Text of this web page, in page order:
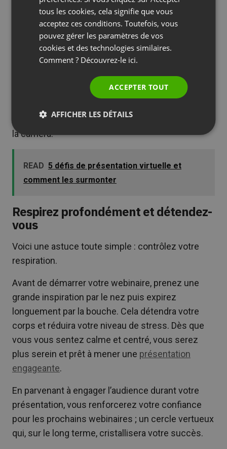
présentation réussie durant laquelle vous parlez
avec assurance et interagissez efficacement
avec votre public.
Ne négligez pas cette technique. De nombreuses
preuves scientifiques démontrent le pouvoir de la
visualisation. De ce fait, nous sommes
elle vous aidera à surmonter votre timidité face à
la caméra.
READ 5 défis de présentation virtuelle et
comment les surmonter
Respirez profondément et détendez-
vous
Voici une astuce toute simple : contrôlez votre
respiration.
Avant de démarrer votre webinaire, prenez une
grande inspiration par le nez puis expirez
longuement par la bouche. Cela détendra votre
corps et réduira votre niveau de stress. Dès que
vous vous sentez calme et centré, vous serez
plus serein et prêt à mener une présentation
engageante.
En parvenant à engager l’audience durant votre
présentation, vous renforcerez votre confiance
pour les prochains webinaires ; un cercle vertueux
qui, sur le long terme, cristallisera votre succès.
SPANISH
PORTUGUESE
tous les cookies, cela signifie que vous
acceptez ces conditions. Toutefois, vous
pouvez gérer les paramètres de vos
cookies et des technologies similaires.
Comment ? Découvrez-le ici.
ACCEPTER TOUT
AFFICHER LES DÉTAILS